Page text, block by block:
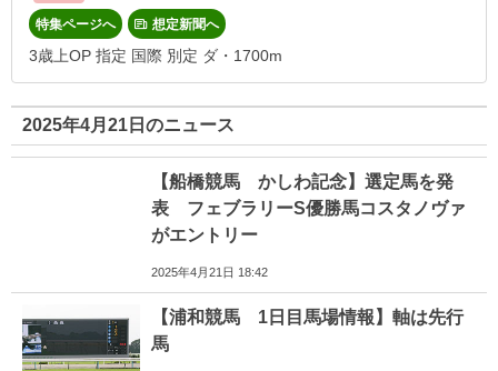
特集ページへ 想定新聞へ
3歳上OP 指定 国際 別定 ダ・1700m
2025年4月21日のニュース
【船橋競馬 かしわ記念】選定馬を発
表 フェブラリーS優勝馬コスタノヴァ
がエントリー
2025年4月21日 18:42
【浦和競馬 1日目馬場情報】軸は先行
馬